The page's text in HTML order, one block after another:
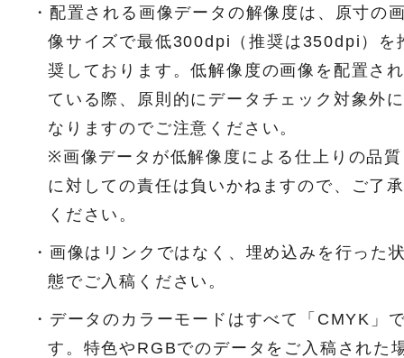
・配置される画像データの解像度は、原寸の
像サイズで最低300dpi（推奨は350dpi）を
奨しております。低解像度の画像を配置され
ている際、原則的にデータチェック対象外に
なりますのでご注意ください。
※画像データが低解像度による仕上りの品質
に対しての責任は負いかねますので、ご了
ください。
・画像はリンクではなく、埋め込みを行った
態でご入稿ください。
・データのカラーモードはすべて「CMYK」
す。特色やRGBでのデータをご入稿された